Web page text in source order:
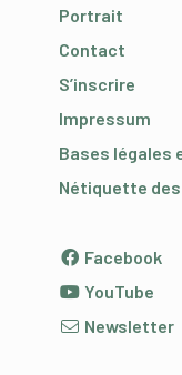
Portrait
Contact
S’inscrire
Impressum
Bases légales
Nétiquette
Facebook
YouTube
Newsletter